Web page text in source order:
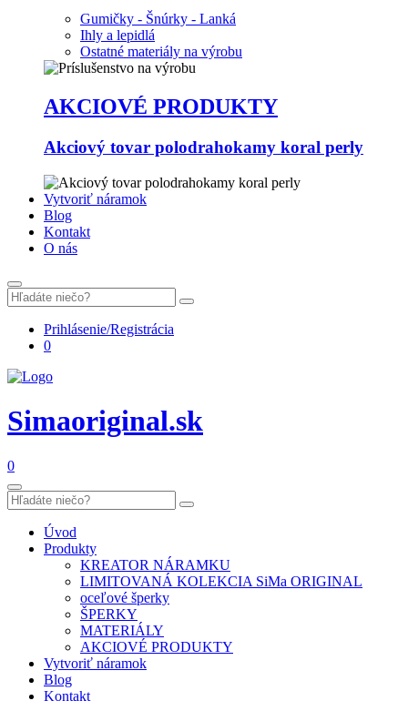
Gumičky - Šnúrky - Lanká
Ihly a lepidlá
Ostatné materiály na výrobu
AKCIOVÉ PRODUKTY
Akciový tovar polodrahokamy koral perly
Vytvoriť náramok
Blog
Kontakt
O nás
Prihlásenie/Registrácia
0
Simaoriginal.sk
0
Úvod
Produkty
KREATOR NÁRAMKU
LIMITOVANÁ KOLEKCIA SiMa ORIGINAL
oceľové šperky
ŠPERKY
MATERIÁLY
AKCIOVÉ PRODUKTY
Vytvoriť náramok
Blog
Kontakt